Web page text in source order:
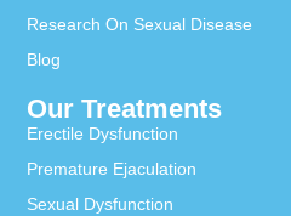
Research On Sexual Disease
Blog
Our Treatments
Erectile Dysfunction
Premature Ejaculation
Sexual Dysfunction